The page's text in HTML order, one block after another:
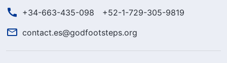
+34-663-435-098
+52-1-729-305-9819
contact.es@godfootsteps.org